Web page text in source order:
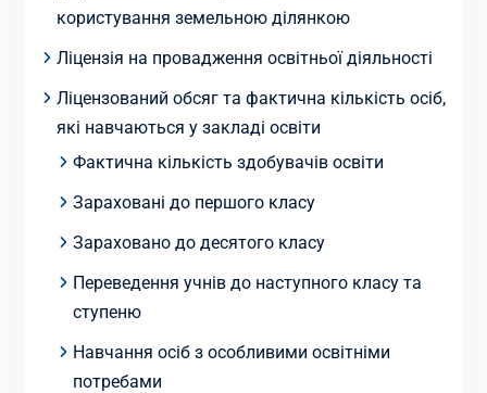
користування земельною ділянкою
Ліцензія на провадження освітньої діяльності
Ліцензований обсяг та фактична кількість осіб,
які навчаються у закладі освіти
Фактична кількість здобувачів освіти
Зараховані до першого класу
Зараховано до десятого класу
Переведення учнів до наступного класу та
ступеню
Навчання осіб з особливими освітніми
потребами